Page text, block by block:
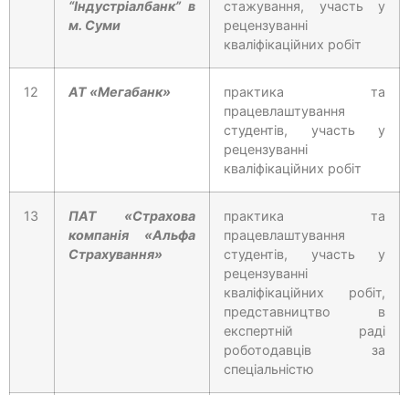
“Індустріалбанк” в
м. Суми
стажування, участь у
рецензуванні
кваліфікаційних робіт
12 АТ «Мегабанк»
практика та
працевлаштування
студентів, участь у
рецензуванні
кваліфікаційних робіт
13
ПАТ «Страхова
компанія «Альфа
Страхування»
практика та
працевлаштування
студентів, участь у
рецензуванні
кваліфікаційних робіт,
представництво в
експертній раді
роботодавців за
спеціальністю